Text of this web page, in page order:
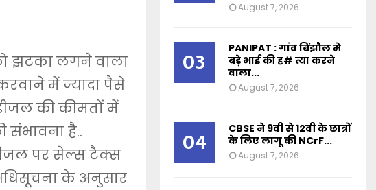
झटका लगने वाला
में ज्यादा पैसे
की कीमतों में
संभावना है..
पर सेल्स टैक्स
के अनुसार
August 7, 2026
03
PANIPAT : गांव बिंझौल मे
बड़े भाई की ह# त्या करने
वाला...
August 7, 2026
04
CBSE ने 9वी से 12वी के छात्रों
के लिए लागू की NCrF...
August 7, 2026